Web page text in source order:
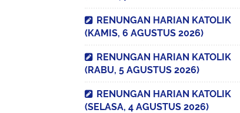
RENUNGAN HARIAN KATOLIK
(KAMIS, 6 AGUSTUS 2026)
RENUNGAN HARIAN KATOLIK
(RABU, 5 AGUSTUS 2026)
RENUNGAN HARIAN KATOLIK
(SELASA, 4 AGUSTUS 2026)